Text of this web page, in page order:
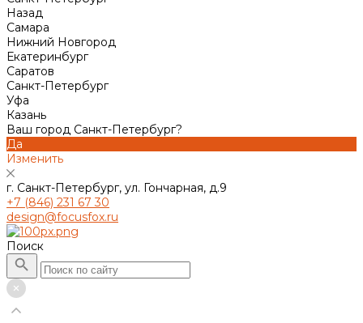
Назад
Самара
Нижний Новгород
Екатеринбург
Саратов
Санкт-Петербург
Уфа
Казань
Ваш город Санкт-Петербург?
Да
Изменить
г. Санкт-Петербург, ул. Гончарная, д.9
+7 (846) 231 67 30
design@focusfox.ru
Поиск